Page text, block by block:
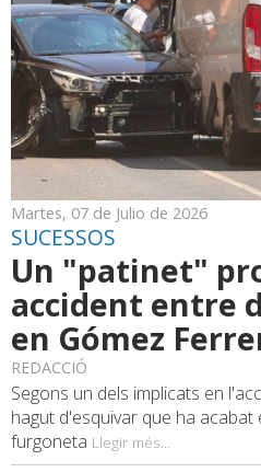
Martes, 07 de Julio de 2026
SUCESSOS
Un "patinet"
accident entre
en Gómez
REDACCIÓ
Segons un dels implicats en
hagut d'esquivar que ha
furgoneta Llegir més...